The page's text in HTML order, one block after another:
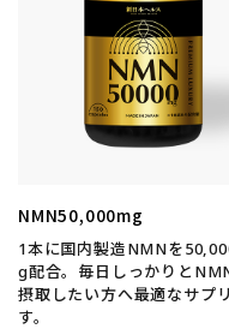
NMN50,000mg
1本に国内製造NMNを
g配合。毎日しっかりと
摂取したい方へ最適なサプ
す。